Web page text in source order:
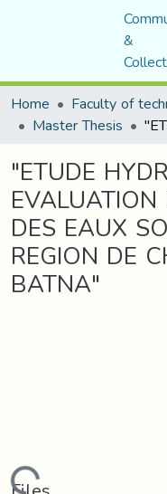
&
Home
Faculty of
Master Thesis
"ETUDE
DES EAUX
REGION DE
BATNA"